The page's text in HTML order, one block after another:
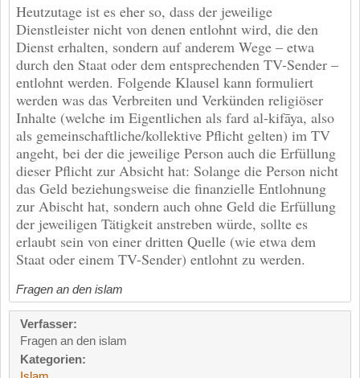
Heutzutage ist es eher so, dass der jeweilige
Dienstleister nicht von denen entlohnt wird, die den
Dienst erhalten, sondern auf anderem Wege – etwa
durch den Staat oder dem entsprechenden TV-Sender –
entlohnt werden. Folgende Klausel kann formuliert
werden was das Verbreiten und Verkünden religiöser
Inhalte (welche im Eigentlichen als fard al-kifāya, also
als gemeinschaftliche/kollektive Pflicht gelten) im TV
angeht, bei der die jeweilige Person auch die Erfüllung
dieser Pflicht zur Absicht hat: Solange die Person nicht
das Geld beziehungsweise die finanzielle Entlohnung
zur Abischt hat, sondern auch ohne Geld die Erfüllung
der jeweiligen Tätigkeit anstreben würde, sollte es
erlaubt sein von einer dritten Quelle (wie etwa dem
Staat oder einem TV-Sender) entlohnt zu werden.
Fragen an den islam
Verfasser:
Fragen an den islam
Kategorien: